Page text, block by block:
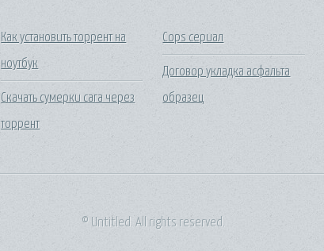
Как установить торрент на
ноутбук
Скачать сумерки сага через
торрент
Cops сериал
Договор укладка асфальта
образец
© Untitled. All rights reserved.